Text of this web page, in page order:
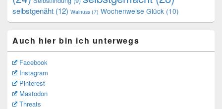
selbstgenäht (12) Walnuss (7) Wochenweise Glück (10)
Auch hier bin ich unterwegs
Facebook
Instagram
Pinterest
Mastodon
Threats